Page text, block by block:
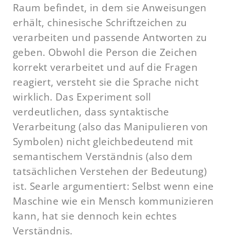
Raum befindet, in dem sie Anweisungen
erhält, chinesische Schriftzeichen zu
verarbeiten und passende Antworten zu
geben. Obwohl die Person die Zeichen
korrekt verarbeitet und auf die Fragen
reagiert, versteht sie die Sprache nicht
wirklich. Das Experiment soll
verdeutlichen, dass syntaktische
Verarbeitung (also das Manipulieren von
Symbolen) nicht gleichbedeutend mit
semantischem Verständnis (also dem
tatsächlichen Verstehen der Bedeutung)
ist. Searle argumentiert: Selbst wenn eine
Maschine wie ein Mensch kommunizieren
kann, hat sie dennoch kein echtes
Verständnis.